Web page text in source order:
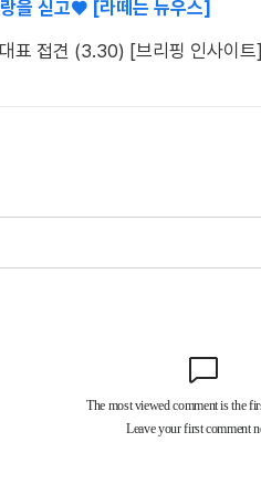
을 싣고♥ [라떼는 뉴우스]
표 접견 (3.30) [브리핑 인사이트]